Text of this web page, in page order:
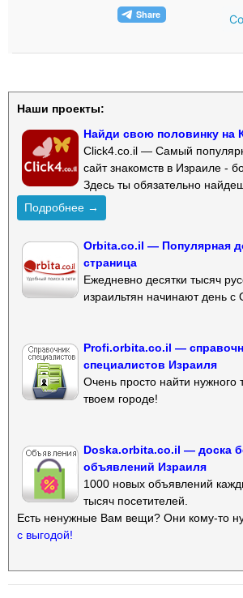
Наши проекты:
Найди свою половинку на
Click4.co.il — Самый
сайт знакомств в Израиле -
Здесь ты обязательно
Подробнее →
Orbita.co.il — Популярная
страница
Ежедневно десятки тысяч
израильтян начинают день с
Profi.orbita.co.il —
специалистов Израиля
Очень просто найти нужного
твоем городе!
Doska.orbita.co.il — доска
объявлений Израиля
1000 новых объявлений
тысяч посетителей.
Есть ненужные Вам вещи? Они кому-то
с выгодой!